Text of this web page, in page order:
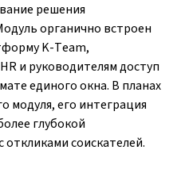
решения
органично встроен
K-Team,
и руководителям доступ
единого окна. В планах
модуля, его интеграция
глубокой
соискателей.